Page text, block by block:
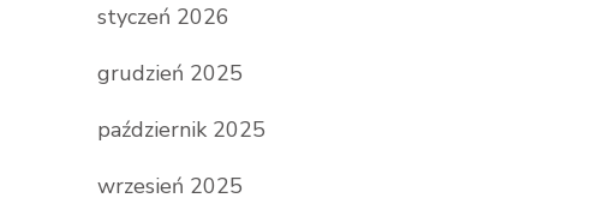
styczeń 2026
grudzień 2025
październik 2025
wrzesień 2025